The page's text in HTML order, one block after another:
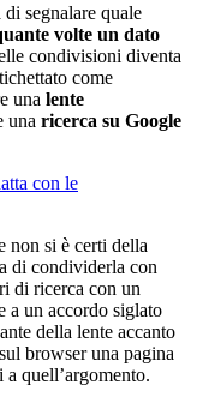
segnalare quale
volte un dato
condivisioni diventa
come
una lente
una ricerca su Google
con le
non si è certi della
di condividerla con
di ricerca con un
a un accordo siglato
della lente accanto
browser una pagina
quell’argomento.